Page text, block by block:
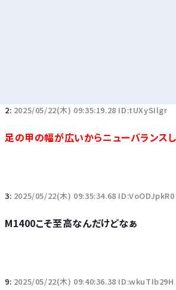
2: 2025/05/22(木) 09:35:19.28 ID:tUXySIlgr
足の甲の幅が広いからニューバランス
3: 2025/05/22(木) 09:35:34.68 ID:VoODJpkR0
M1400こそ至高なんだけどなぁ
9: 2025/05/22(木) 09:40:36.38 ID:wkuTIb29H